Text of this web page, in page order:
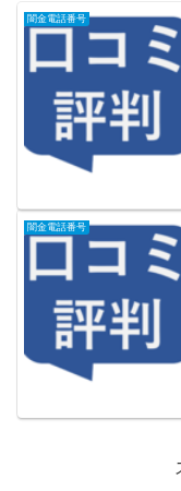
闇金電話番号
闇金電話番号